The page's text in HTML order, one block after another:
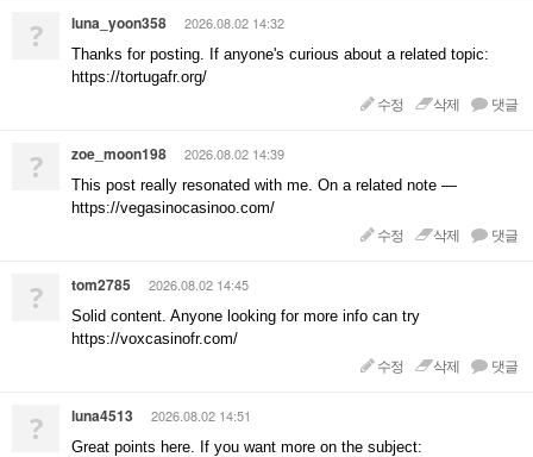
? luna_yoon358 2026.08.02 14:32
Thanks for posting. If anyone's curious about a related topic:
https://tortugafr.org/
수정 삭제 댓글
? zoe_moon198 2026.08.02 14:39
This post really resonated with me. On a related note —
https://vegasinocasinoo.com/
수정 삭제 댓글
? tom2785 2026.08.02 14:45
Solid content. Anyone looking for more info can try
https://voxcasinofr.com/
수정 삭제 댓글
? luna4513 2026.08.02 14:51
Great points here. If you want more on the subject: